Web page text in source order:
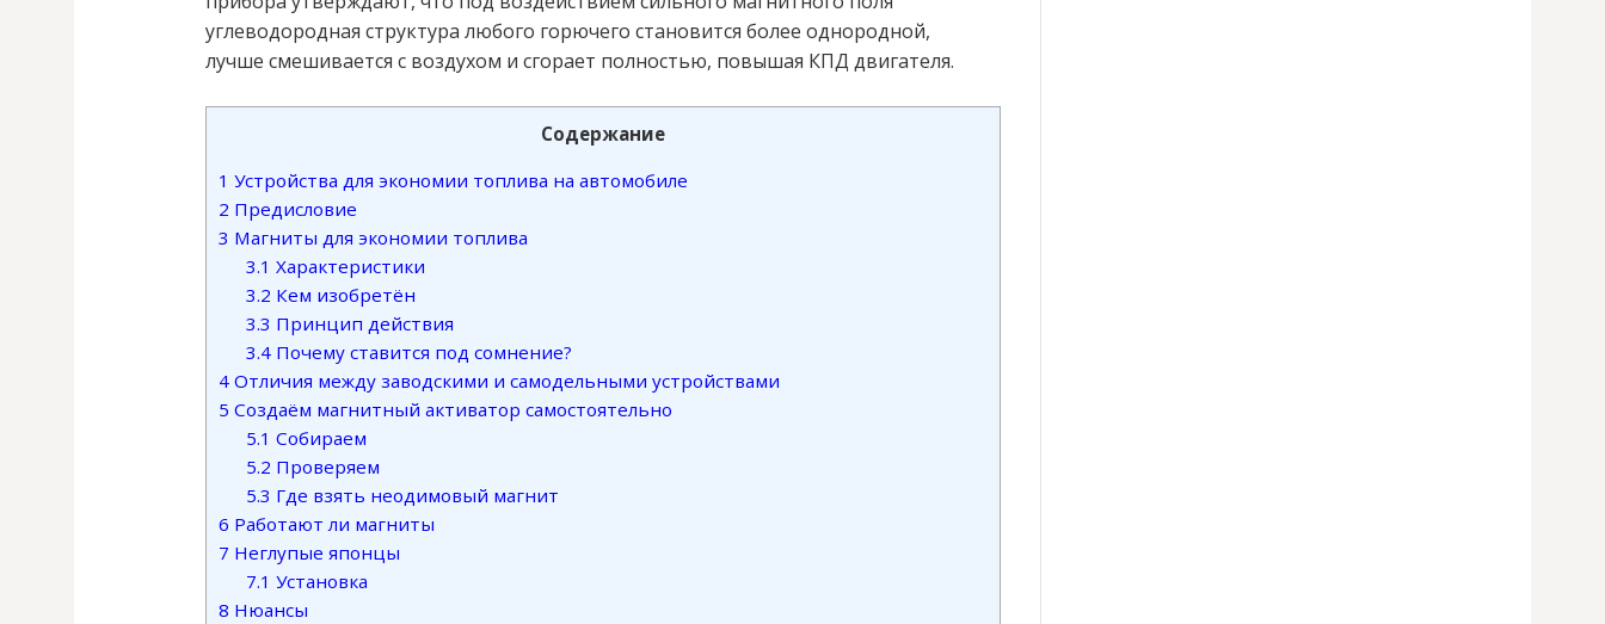
углеводородная структура любого горючего становится более однородной,
лучше смешивается с воздухом и сгорает полностью, повышая КПД двигателя.
Содержание
1 Устройства для экономии топлива на автомобиле
2 Предисловие
3 Магниты для экономии топлива
3.1 Характеристики
3.2 Кем изобретён
3.3 Принцип действия
3.4Почему ставится под сомнение?
4 Отличия между заводскими и самодельными устройствами
5 Создаём магнитный активатор самостоятельно
5.1 Собираем
5.2 Проверяем
5.3 Где взять неодимовый магнит
6 Работают ли магниты
7 Неглупые японцы
7.1 Установка
8 Нюансы